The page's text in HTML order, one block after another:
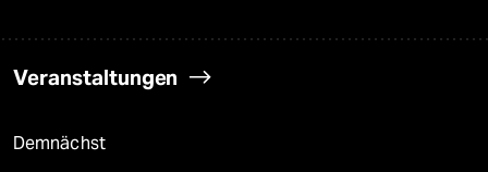
Veranstaltungen
Demnächst